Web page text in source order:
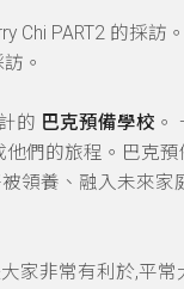
Chi PART2 的採
。
的 巴克預備學校 。
們的旅程。巴克
領養、融入未來
家非常有利於,平